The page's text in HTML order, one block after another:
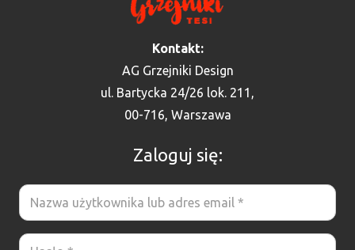
Kontakt:
AG Grzejniki Design
ul. Bartycka 24/26 lok. 211,
00-716, Warszawa
Zaloguj się: